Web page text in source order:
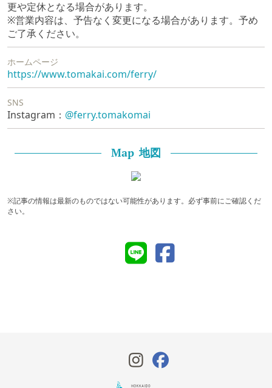
更や定休となる場合があります。
※営業内容は、予告なく変更になる場合があります。予め
ご了承ください。
ホームページ
https://www.tomakai.com/ferry/
SNS
Instagram： @ferry.tomakomai
Map 地図
※記事の情報は最新のものではない可能性があります。必ず事前にご確認くだ
さい。